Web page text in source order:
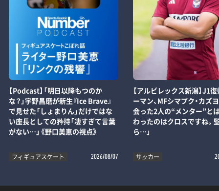
【Podcast】「明日以降もつのか
な？」宇野昌磨が新生『Ice Brave』
で見せた「しょまりん」だけではな
い座長としての矜持「凄すぎて言葉
がない…」《野口美恵の視点》
フィギュアスケート 2026/08/07
【アルビレックス新潟】J1
ーマン、MFシマブク・カズ
会った2人の“メンター”とは
わったのはクロスですね。
ら…」
サッカー